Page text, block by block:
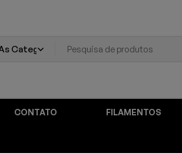
CONTATO FILAMENTOS